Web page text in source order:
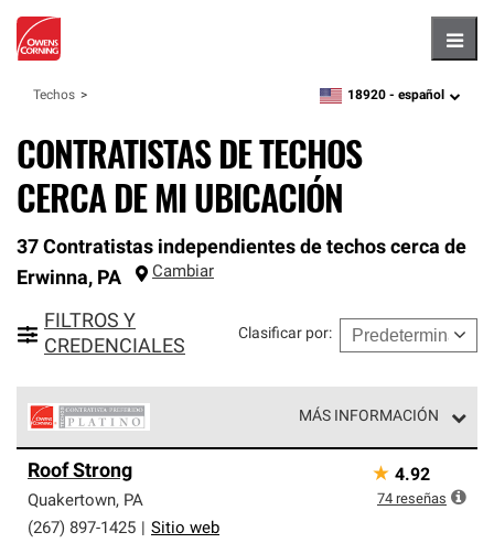
Techos zipcode,language
18920 - español
CONTRATISTAS DE TECHOS
CERCA DE MI UBICACIÓN
37 Contratistas independientes de techos cerca de
Erwinna, PA Cambiar
FILTROS Y
CREDENCIALES
Clasificar por:
MÁS INFORMACIÓN
Corning constituyen el nivel superior de nuestra red
exclusiva y cumplen con estándares estrictos de
profesionalismo, confiabilidad y destreza incomparable.
Roof Strong
Quakertown, PA
(267) 897-1425
Sitio web
★ 4.92
74 reseñas